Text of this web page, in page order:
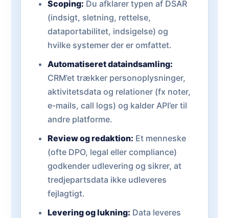
Scoping: Du afklarer typen af DSAR
(indsigt, sletning, rettelse,
dataportabilitet, indsigelse) og
hvilke systemer der er omfattet.
Automatiseret dataindsamling:
CRM’et trækker personoplysninger,
aktivitetsdata og relationer (fx noter,
e-mails, call logs) og kalder API’er til
andre platforme.
Review og redaktion: Et menneske
(ofte DPO, legal eller compliance)
godkender udlevering og sikrer, at
tredjepartsdata ikke udleveres
fejlagtigt.
Levering og lukning: Data leveres